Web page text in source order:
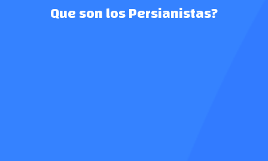
Que son los Persianistas?